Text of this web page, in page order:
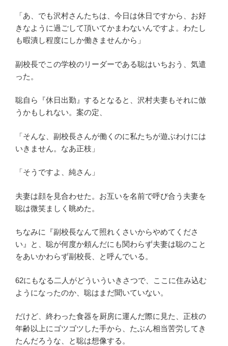
「あ、でも沢村さんたちは、今日は休日ですから、お好
きなように過ごして頂いてかまわないんですよ。わたし
も暇潰し程度にしか働きませんから」
副校長でこの学校のリーダーである聡はいちおう、気遣
った。
聡自ら『休日出勤』するとなると、沢村夫妻もそれに倣
うかもしれない。案の定、
「そんな、副校長さんが働くのに私たちが遊ぶわけには
いきません。なあ正枝」
「そうですよ、純さん」
夫妻は顔を見合わせた。お互いを名前で呼び合う夫妻を
聡は微笑ましく眺めた。
ちなみに『副校長なんて照れくさいからやめてくださ
い』と、聡が何度か頼んだにも関わらず夫妻は聡のこと
をあいかわらず副校長、と呼んでいる。
62にもなる二人がどういういきさつで、ここに住み込む
ようになったのか、聡はまだ聞いていない。
だけど、終わった食器を厨房に運んだ際に見た、正枝の
年齢以上にゴツゴツした手から、たぶん相当苦労してき
たんだろうな、と聡は想像する。